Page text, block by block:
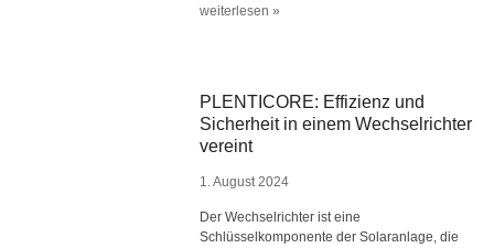
weiterlesen »
PLENTICORE: Effizienz und
Sicherheit in einem Wechselrichter
vereint
1. August 2024
Der Wechselrichter ist eine
Schlüsselkomponente der Solaranlage, die